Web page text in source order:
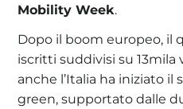
Mobility Week.
Dopo il boom europeo, il
iscritti suddivisi su
anche l’Italia ha iniziato il
green, supportato dalle